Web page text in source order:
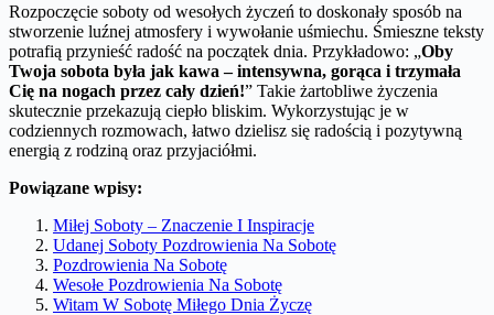
Rozpoczęcie soboty od wesołych życzeń to doskonały sposób na
stworzenie luźnej atmosfery i wywołanie uśmiechu. Śmieszne teksty
potrafią przynieść radość na początek dnia. Przykładowo: „Oby
Twoja sobota była jak kawa – intensywna, gorąca i trzymała
Cię na nogach przez cały dzień!” Takie żartobliwe życzenia
skutecznie przekazują ciepło bliskim. Wykorzystując je w
codziennych rozmowach, łatwo dzielisz się radością i pozytywną
energią z rodziną oraz przyjaciółmi.
Powiązane wpisy:
Miłej Soboty – Znaczenie I Inspiracje
Udanej Soboty Pozdrowienia Na Sobotę
Pozdrowienia Na Sobotę
Wesołe Pozdrowienia Na Sobotę
Witam W Sobotę Miłego Dnia Życzę